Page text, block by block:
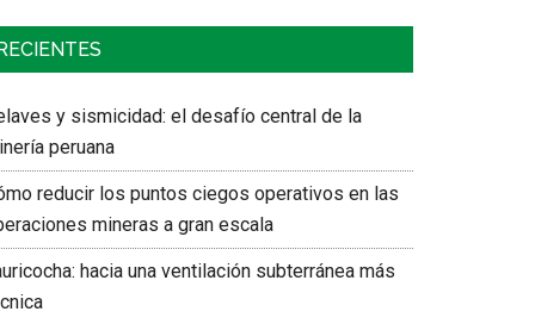
RECIENTES
y sismicidad: el desafío central de la
peruana
reducir los puntos ciegos operativos en las
mineras a gran escala
hacia una ventilación subterránea más